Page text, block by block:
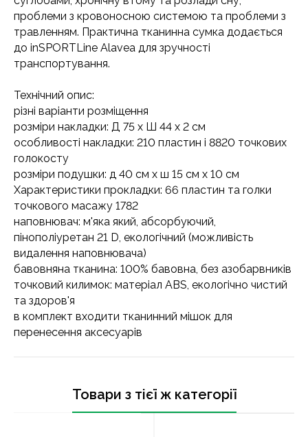
проблеми з кровоносною системою та проблеми з
травленням. Практична тканинна сумка додається
до inSPORTLine Alavea для зручності
транспортування.
Технічний опис:
різні варіанти розміщення
розміри накладки: Д 75 х Ш 44 х 2 см
особливості накладки: 210 пластин і 8820 точкових
голокосту
розміри подушки: д 40 см х ш 15 см х 10 см
Характеристики прокладки: 66 пластин та голки
точкового масажу 1782
наповнювач: м'яка який, абсорбуючий,
пінополіуретан 21 D, екологічний (можливість
видалення наповнювача)
бавовняна тканина: 100% бавовна, без азобарвників
точковий килимок: матеріал ABS, екологічно чистий
та здоров'я
в комплект входити тканинний мішок для
перенесення аксесуарів
Товари з тієї ж категорії